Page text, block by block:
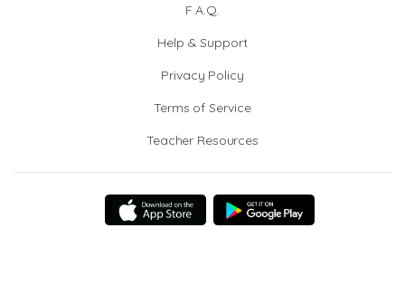
F.A.Q.
Help & Support
Privacy Policy
Terms of Service
Teacher Resources